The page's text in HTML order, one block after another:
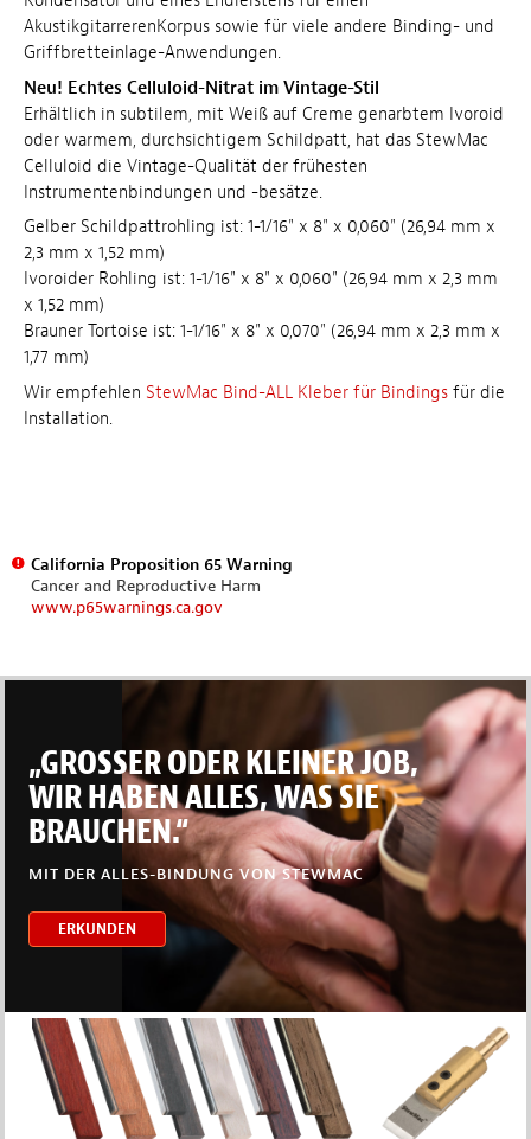
AkustikgitarrerenKorpus sowie für viele andere Binding- und
Griffbretteinlage-Anwendungen.
Neu! Echtes Celluloid-Nitrat im Vintage-Stil
Erhältlich in subtilem, mit Weiß auf Creme genarbtem Ivoroid
oder warmem, durchsichtigem Schildpatt, hat das StewMac
Celluloid die Vintage-Qualität der frühesten
Instrumentenbindungen und -besätze.
Gelber Schildpattrohling ist: 1-1/16" x 8" x 0,060" (26,94 mm x
2,3 mm x 1,52 mm)
Ivoroider Rohling ist: 1-1/16" x 8" x 0,060" (26,94 mm x 2,3 mm
x 1,52 mm)
Brauner Tortoise ist: 1-1/16" x 8" x 0,070" (26,94 mm x 2,3 mm x
1,77 mm)
Wir empfehlen StewMac Bind-ALL Kleber für Bindings für die
Installation.
California Proposition 65 Warning
Cancer and Reproductive Harm
www.p65warnings.ca.gov
„GROSSER ODER KLEINER JOB,
WIR HABEN ALLES, WAS SIE
BRAUCHEN.“
MIT DER ALLES-BINDUNG VON STEWMAC
ERKUNDEN